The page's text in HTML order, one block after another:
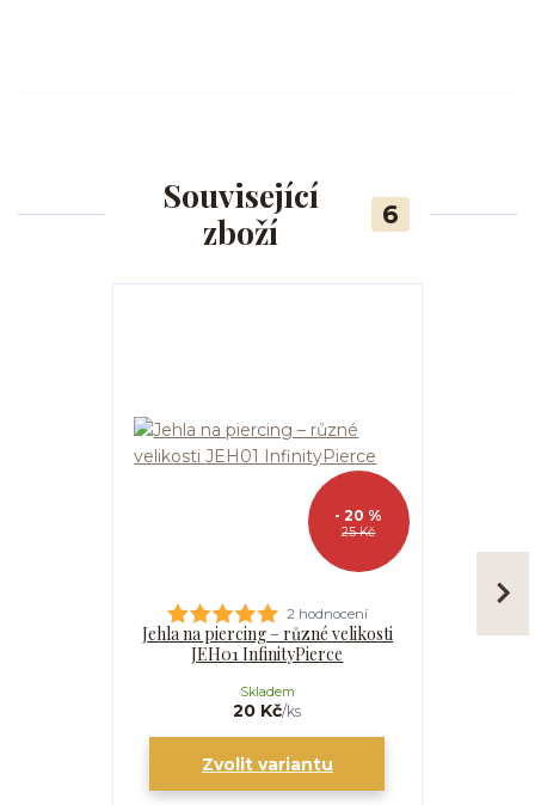
Související
zboží
6
25 Kč
- 20 %
2 hodnocení
Jehla na piercing – různé velikosti
JEH01 InfinityPierce
20 Kč/ks
Skladem
Zvolit variantu